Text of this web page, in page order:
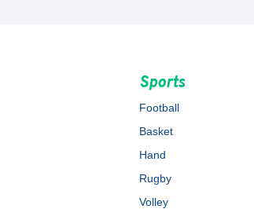
Sports
Football
Basket
Hand
Rugby
Volley